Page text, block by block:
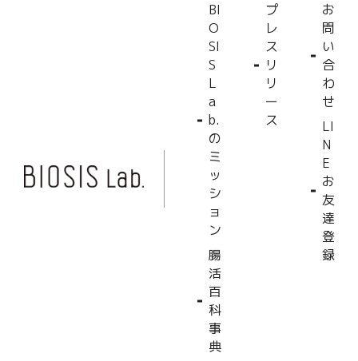
BI
O
SI
S
L
a
b.
の
ミ
ッ
シ
ョ
ン
腸
活
百
科
事
典
プ
レ
ス
リ
リ
ー
ス
お
問
い
合
わ
せ
LI
N
E
お
友
達
登
録